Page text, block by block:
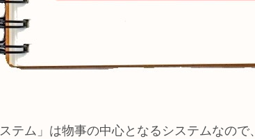
ステム」は物事の中心となるシステムなので